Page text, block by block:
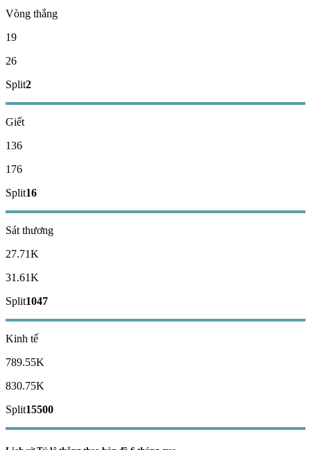
Vòng thắng
19
26
Split2
Giết
136
176
Split16
Sát thương
27.71K
31.61K
Split1047
Kinh tế
789.55K
830.75K
Split15500